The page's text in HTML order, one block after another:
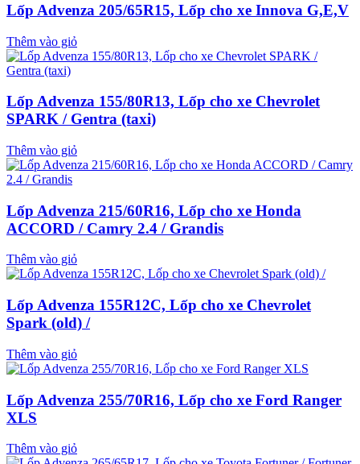
Lốp Advenza 205/65R15, Lốp cho xe Innova G,E,V
Thêm vào giỏ
Lốp Advenza 155/80R13, Lốp cho xe Chevrolet
SPARK / Gentra (taxi)
Thêm vào giỏ
Lốp Advenza 215/60R16, Lốp cho xe Honda
ACCORD / Camry 2.4 / Grandis
Thêm vào giỏ
Lốp Advenza 155R12C, Lốp cho xe Chevrolet
Spark (old) /
Thêm vào giỏ
Lốp Advenza 255/70R16, Lốp cho xe Ford Ranger
XLS
Thêm vào giỏ